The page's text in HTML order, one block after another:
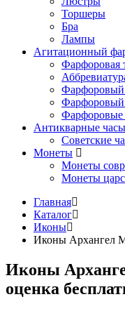
Торшеры
Бра
Лампы
Агитационный
Фарфоровая
Фарфоровый
Антикварные часы
Советские
Монеты
Монеты
Монеты
Главная
Каталог
Иконы
Иконы Архангел
Иконы
оценка